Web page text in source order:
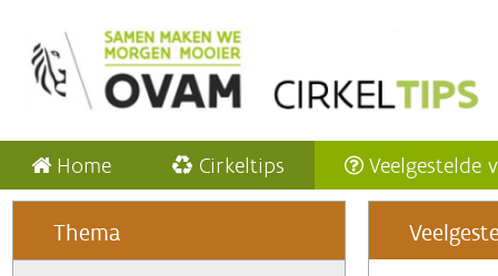
Home Cirkeltips Veelgestelde
Thema